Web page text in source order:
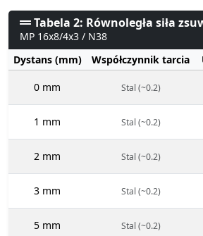
Tabela 2: Równoległa siła
MP 16x8/4x3 / N38
Dystans (mm)
Współczynnik tarcia
0 mm Stal (~0.2)
1 mm Stal (~0.2)
2 mm Stal (~0.2)
3 mm Stal (~0.2)
5 mm Stal (~0.2)